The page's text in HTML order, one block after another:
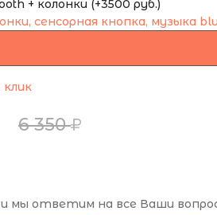
+ колонки (+3500 руб.)
клик
6 350
мы ответим на все Ваши